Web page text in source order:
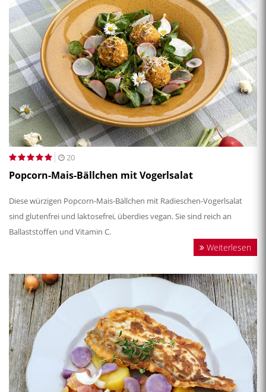
20
Popcorn-Mais-Bällchen mit Vogerlsalat
Diese würzigen Popcorn-Mais-Bällchen mit Radieschen-Vogerlsalat
sind glutenfrei und laktosefrei, überdies vegan. Sie sind reich an
Ballaststoffen und Vitamin C.
Weiterlesen